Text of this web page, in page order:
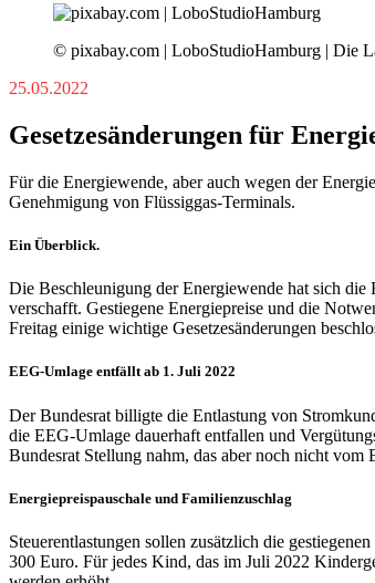
© pixabay.com | LoboStudioHamburg | Die
25.05.2022
Gesetzesänderungen für
Für die Energiewende, aber auch wegen der
Genehmigung von Flüssiggas-Terminals.
Ein Überblick.
Die Beschleunigung der Energiewende hat sich
verschafft. Gestiegene Energiepreise und die
Freitag einige wichtige Gesetzesänderungen
EEG-Umlage entfällt ab 1. Juli 2022
Der Bundesrat billigte die Entlastung von
die EEG-Umlage dauerhaft entfallen und
Bundesrat Stellung nahm, das aber noch nicht vom
Energiepreispauschale und Familienzuschlag
Steuerentlastungen sollen zusätzlich die
300 Euro. Für jedes Kind, das im Juli 2022